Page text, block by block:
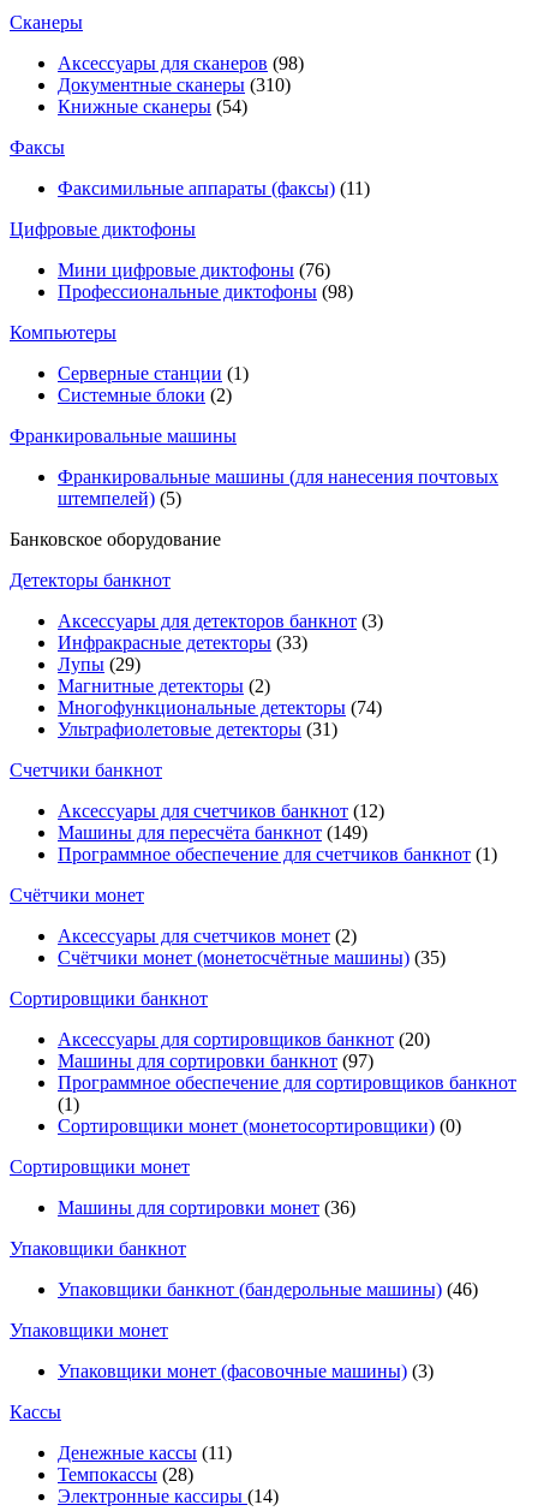
Сканеры
Аксессуары для сканеров (98)
Документные сканеры (310)
Книжные сканеры (54)
Факсы
Факсимильные аппараты (факсы) (11)
Цифровые диктофоны
Мини цифровые диктофоны (76)
Профессиональные диктофоны (98)
Компьютеры
Серверные станции (1)
Системные блоки (2)
Франкировальные машины
Франкировальные машины (для нанесения почтовых
штемпелей) (5)
Банковское оборудование
Детекторы банкнот
Аксессуары для детекторов банкнот (3)
Инфракрасные детекторы (33)
Лупы (29)
Магнитные детекторы (2)
Многофункциональные детекторы (74)
Ультрафиолетовые детекторы (31)
Счетчики банкнот
Аксессуары для счетчиков банкнот (12)
Машины для пересчёта банкнот (149)
Программное обеспечение для счетчиков банкнот (1)
Счётчики монет
Аксессуары для счетчиков монет (2)
Счётчики монет (монетосчётные машины) (35)
Cортировщики банкнот
Аксессуары для сортировщиков банкнот (20)
Машины для сортировки банкнот (97)
Программное обеспечение для сортировщиков банкнот
(1)
Сортировщики монет (монетосортировщики) (0)
Сортировщики монет
Машины для сортировки монет (36)
Упаковщики банкнот
Упаковщики банкнот (бандерольные машины) (46)
Упаковщики монет
Упаковщики монет (фасовочные машины) (3)
Кассы
Денежные кассы (11)
Темпокассы (28)
Электронные кассиры (14)